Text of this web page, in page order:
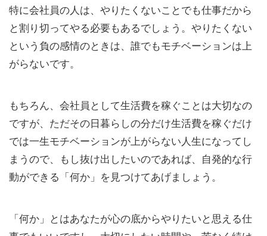
特に会社員の人は、やりたくないことでも仕事だから
と割り切ってやる必要もあるでしょう。やりたくない
という負の感情のときは、誰でもモチベーションは上
がらないです。
もちろん、会社員として生活費を稼ぐことは大切なの
ですが、ただその日暮らしの分だけ生活費を稼ぐだけ
では一生モチベーションが上がらない人生になってし
まうので、もし抜け出したいのであれば、自発的な行
動ができる「何か」を見つけてあげましょう。
「何か」とはあなたが心の底からやりたいと思える仕